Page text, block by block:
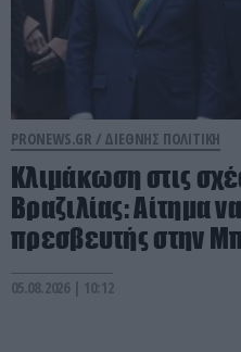
PRONEWS.GR / ΔΙΕΘΝΗΣ ΠΟΛΙΤΙΚΗ
Κλιμάκωση στις
Βραζιλίας: Αίτημα
πρεσβευτής στην
05.08.2026 | 10:12